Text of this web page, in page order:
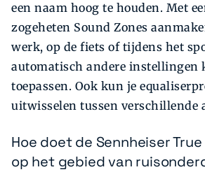
een naam hoog te houden. Met
zogeheten Sound Zones
werk, op de fiets of tijdens het
automatisch andere instellingen
toepassen. Ook kun je
uitwisselen tussen verschillende
Hoe doet de Sennheiser
op het gebied van